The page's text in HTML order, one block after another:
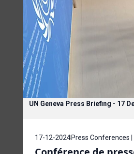
UN Geneva Press Briefing - 17
17-12-2024Press Conferences |